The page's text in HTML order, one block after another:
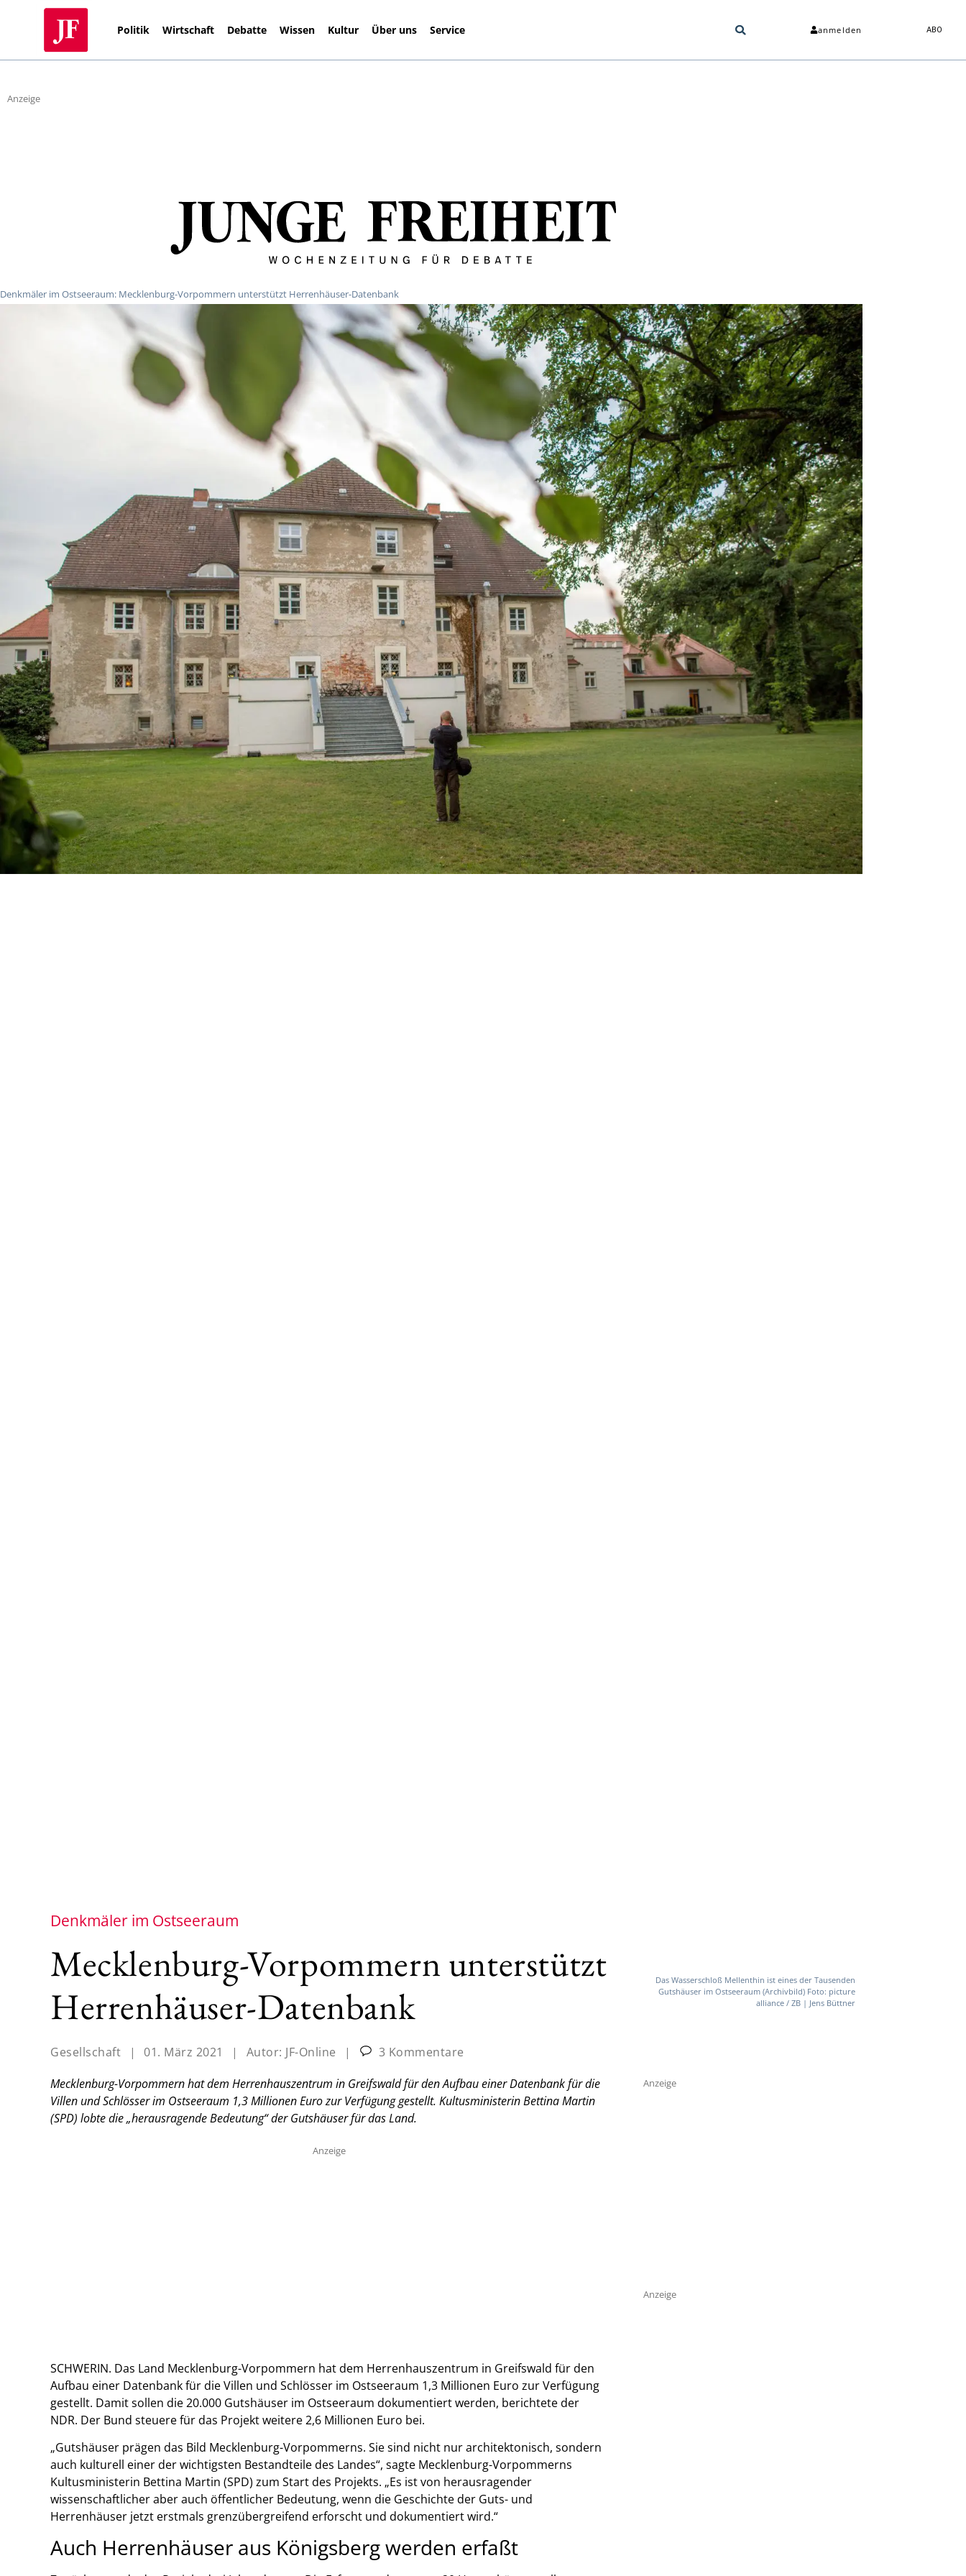
Politik Wirtschaft Debatte Wissen Kultur Über uns Service anmelden ABO
Anzeige
Denkmäler im Ostseeraum: Mecklenburg-Vorpommern unterstützt Herrenhäuser-Datenbank
Denkmäler im Ostseeraum
Mecklenburg-Vorpommern unterstützt
Herrenhäuser-Datenbank
Gesellschaft | 01. März 2021 | Autor: JF-Online |
3 Kommentare
Mecklenburg-Vorpommern hat dem Herrenhauszentrum in Greifswald für den Aufbau einer Datenbank für die
Villen und Schlösser im Ostseeraum 1,3 Millionen Euro zur Verfügung gestellt. Kultusministerin Bettina Martin
(SPD) lobte die „herausragende Bedeutung“ der Gutshäuser für das Land.
Anzeige
SCHWERIN. Das Land Mecklenburg-Vorpommern hat dem Herrenhauszentrum in Greifswald für den
Aufbau einer Datenbank für die Villen und Schlösser im Ostseeraum 1,3 Millionen Euro zur Verfügung
gestellt. Damit sollen die 20.000 Gutshäuser im Ostseeraum dokumentiert werden, berichtete der
NDR. Der Bund steuere für das Projekt weitere 2,6 Millionen Euro bei.
„Gutshäuser prägen das Bild Mecklenburg-Vorpommerns. Sie sind nicht nur architektonisch, sondern
auch kulturell einer der wichtigsten Bestandteile des Landes“, sagte Mecklenburg-Vorpommerns
Kultusministerin Bettina Martin (SPD) zum Start des Projekts. „Es ist von herausragender
wissenschaftlicher aber auch öffentlicher Bedeutung, wenn die Geschichte der Guts- und
Herrenhäuser jetzt erstmals grenzübergreifend erforscht und dokumentiert wird.“
Auch Herrenhäuser aus Königsberg werden erfaßt
Das Wasserschloß Mellenthin ist eines der Tausenden
Gutshäuser im Ostseeraum (Archivbild) Foto: picture
alliance / ZB | Jens Büttner
Anzeige
Anzeige